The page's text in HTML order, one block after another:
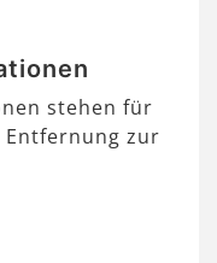
stehen für
Entfernung zur